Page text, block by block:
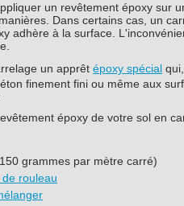
un revêtement époxy sur
Dans certains cas, un
adhère à la surface.
un apprêt époxy spécial
finement fini ou même aux
époxy de votre sol en
grammes par mètre carré)
rouleau